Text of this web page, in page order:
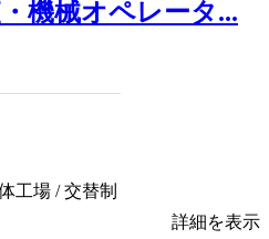
機械オペレータ...
工場 / 交替制
詳細を表示